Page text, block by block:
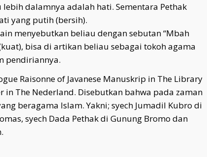
dalamnya adalah hati. Sementara Pethak
yang putih (bersih).
menyebutkan beliau dengan sebutan “Mbah
bisa di artikan beliau sebagai tokoh agama
pendiriannya.
Raisonne of Javanese Manuskrip in The Library
in The Nederland. Disebutkan bahwa pada zaman
beragama Islam. Yakni; syech Jumadil Kubro di
syech Dada Pethak di Gunung Bromo dan